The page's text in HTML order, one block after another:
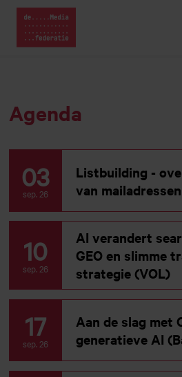
NaarHome van
Agenda
03
sep. 26
Listbuilding -
van mailadressen
10
sep. 26
AI verandert
GEO en slimme
strategie (VOL)
17
sep. 26
Aan de slag met
generatieve AI